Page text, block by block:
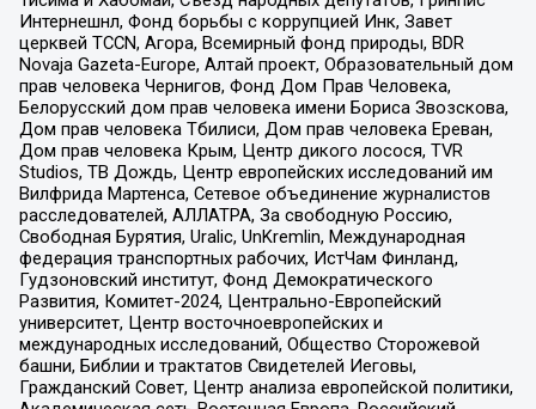
Интернешнл, Фонд борьбы с коррупцией Инк, Завет
церквей TCCN, Агора, Всемирный фонд природы, BDR
Novaja Gazeta-Europe, Алтай проект, Образовательный дом
прав человека Чернигов, Фонд Дом Прав Человека,
Белорусский дом прав человека имени Бориса Звозскова,
Дом прав человека Тбилиси, Дом прав человека Ереван,
Дом прав человека Крым, Центр дикого лосося, TVR
Studios, ТВ Дождь, Центр европейских исследований им
Вилфрида Мартенса, Сетевое объединение журналистов
расследователей, АЛЛАТРА, За свободную Россию,
Свободная Бурятия, Uralic, UnKremlin, Международная
федерация транспортных рабочих, ИстЧам Финланд,
Гудзоновский институт, Фонд Демократического
Развития, Комитет-2024, Центрально-Европейский
университет, Центр восточноевропейских и
международных исследований, Общество Сторожевой
башни, Библии и трактатов Свидетелей Иеговы,
Гражданский Совет, Центр анализа европейской политики,